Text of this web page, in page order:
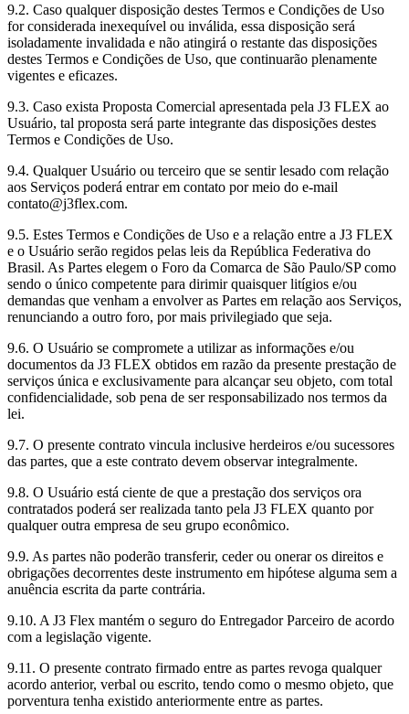
9.2. Caso qualquer disposição destes Termos e Condições de Uso
for considerada inexequível ou inválida, essa disposição será
isoladamente invalidada e não atingirá o restante das disposições
destes Termos e Condições de Uso, que continuarão plenamente
vigentes e eficazes.
9.3. Caso exista Proposta Comercial apresentada pela J3 FLEX ao
Usuário, tal proposta será parte integrante das disposições destes
Termos e Condições de Uso.
9.4. Qualquer Usuário ou terceiro que se sentir lesado com relação
aos Serviços poderá entrar em contato por meio do e-mail
contato@j3flex.com.
9.5. Estes Termos e Condições de Uso e a relação entre a J3 FLEX
e o Usuário serão regidos pelas leis da República Federativa do
Brasil. As Partes elegem o Foro da Comarca de São Paulo/SP como
sendo o único competente para dirimir quaisquer litígios e/ou
demandas que venham a envolver as Partes em relação aos Serviços,
renunciando a outro foro, por mais privilegiado que seja.
9.6. O Usuário se compromete a utilizar as informações e/ou
documentos da J3 FLEX obtidos em razão da presente prestação de
serviços única e exclusivamente para alcançar seu objeto, com total
confidencialidade, sob pena de ser responsabilizado nos termos da
lei.
9.7. O presente contrato vincula inclusive herdeiros e/ou sucessores
das partes, que a este contrato devem observar integralmente.
9.8. O Usuário está ciente de que a prestação dos serviços ora
contratados poderá ser realizada tanto pela J3 FLEX quanto por
qualquer outra empresa de seu grupo econômico.
9.9. As partes não poderão transferir, ceder ou onerar os direitos e
obrigações decorrentes deste instrumento em hipótese alguma sem a
anuência escrita da parte contrária.
9.10. A J3 Flex mantém o seguro do Entregador Parceiro de acordo
com a legislação vigente.
9.11. O presente contrato firmado entre as partes revoga qualquer
acordo anterior, verbal ou escrito, tendo como o mesmo objeto, que
porventura tenha existido anteriormente entre as partes.